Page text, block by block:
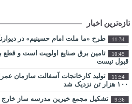
تازه‌ترین اخبار
11:34 طرح «ما ملت امام حسینیم» در
10:45
تامین برق صنایع اولویت است و
قبول نیست
11:54
تولید کارخانجات آسفالت سازمان
۱۰۰ هزار تن نزدیک شد
9:36 تشکیل مجمع خیرین مدرسه ‌ساز خارج